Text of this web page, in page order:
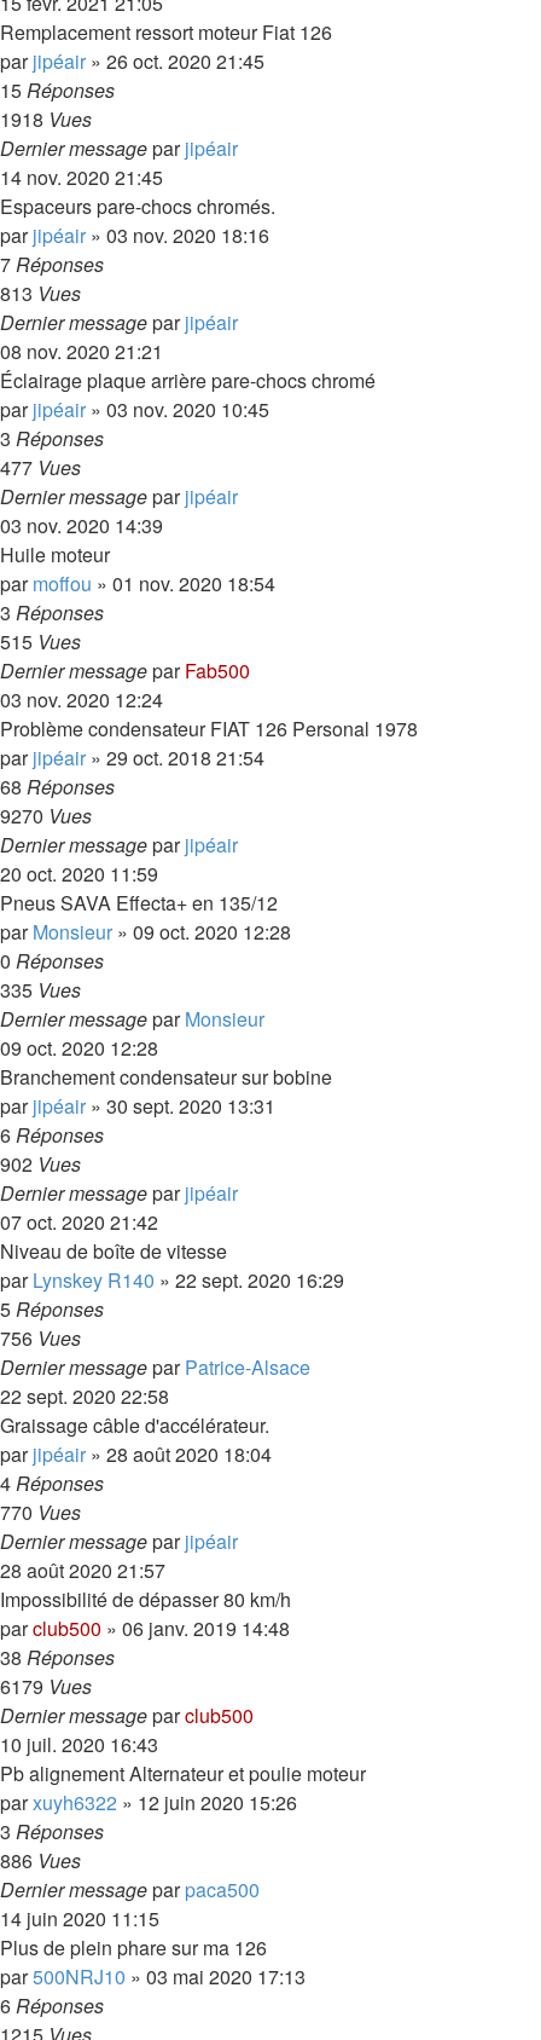
Remplacement ressort moteur Fiat 126
parjipéair » 26 oct. 2020 21:45
15Réponses
1918 Vues
Dernier messageparjipéair
14 nov. 2020 21:45
Espaceurs pare-chocs chromés.
parjipéair » 03 nov. 2020 18:16
7Réponses
813 Vues
Dernier messageparjipéair
08 nov. 2020 21:21
Éclairage plaque arrière pare-chocs chromé
parjipéair » 03 nov. 2020 10:45
3 Réponses
477 Vues
Dernier messageparjipéair
03 nov. 2020 14:39
Huile moteur
parmoffou » 01 nov. 2020 18:54
3 Réponses
515 Vues
Dernier messageparFab500
03 nov. 2020 12:24
Problème condensateur FIAT 126 Personal 1978
parjipéair » 29 oct. 2018 21:54
68 Réponses
9270 Vues
Dernier messageparjipéair
20 oct. 2020 11:59
Pneus SAVA Effecta+ en 135/12
parMonsieur » 09 oct. 2020 12:28
0 Réponses
335 Vues
Dernier messageparMonsieur
09 oct. 2020 12:28
Branchement condensateur sur bobine
parjipéair » 30 sept. 2020 13:31
6Réponses
902 Vues
Dernier messageparjipéair
07 oct. 2020 21:42
Niveau de boîte de vitesse
parLynskey R140 » 22 sept. 2020 16:29
5Réponses
756 Vues
Dernier messageparPatrice-Alsace
22 sept. 2020 22:58
Graissage câble d'accélérateur.
parjipéair » 28 août 2020 18:04
4Réponses
770 Vues
Dernier messageparjipéair
28 août 2020 21:57
Impossibilité de dépasser 80 km/h
parclub500 » 06 janv. 2019 14:48
38 Réponses
6179 Vues
Dernier messageparclub500
10 juil. 2020 16:43
Pb alignement Alternateur et poulie moteur
parxuyh6322 » 12 juin 2020 15:26
3 Réponses
886 Vues
Dernier messageparpaca500
14 juin 2020 11:15
Plus de plein phare sur ma 126
par500NRJ10 » 03 mai 2020 17:13
6Réponses